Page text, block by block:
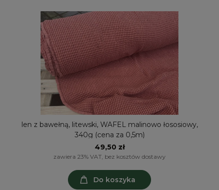
len z bawełną, litewski, WAFEL malinowo łososiowy,
340g (cena za 0,5m)
49,50 zł
zawiera 23% VAT, bez kosztów dostawy
Do koszyka